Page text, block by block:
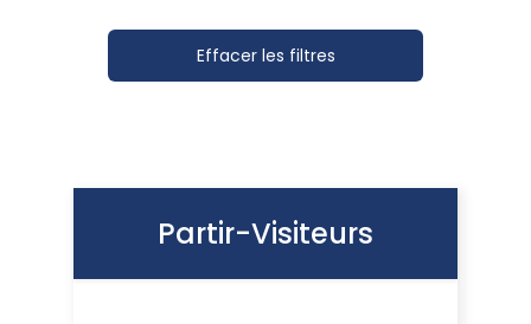
Effacer les filtres
Partir-Visiteurs